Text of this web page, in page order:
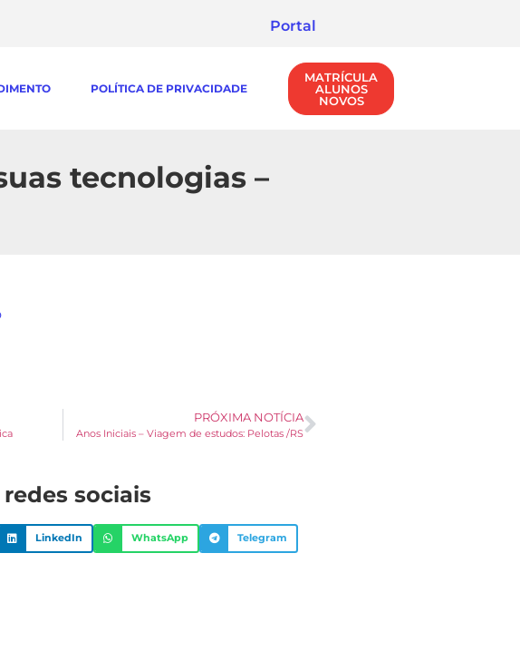
Portal
POLÍTICA DE PRIVACIDADE
MATRÍCULA
ALUNOS
NOVOS
tecnologias –
PRÓXIMA NOTÍCIA
Anos Iniciais – Viagem de estudos: Pelotas /RS
sociais
LinkedIn WhatsApp Telegram